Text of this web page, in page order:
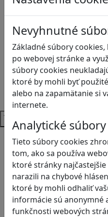
Nevyhnutné
Základné súbory
po webovej stránke a
súbory cookies
ktoré by mohli byť
alebo na zapamätanie si
internete.
Analytické
Tieto súbory cookies
tom, ako sa používa
ktoré stránky
narazili na chybové
ktoré by mohli odhaliť
informácie sú anonymné
funkčnosti webových
Anglický jazyk
Biológia
Dejepis
Environmentálna
Etická výchova
Geografia
Matematika
Občianska náuka
Vlastiveda
Témy
Bezpečnosť na internete
Čítanie s porozumením
Digitálna rovnováha
Ekológia
Globálne vzdelávanie
Kreativita
Kritické myslenie